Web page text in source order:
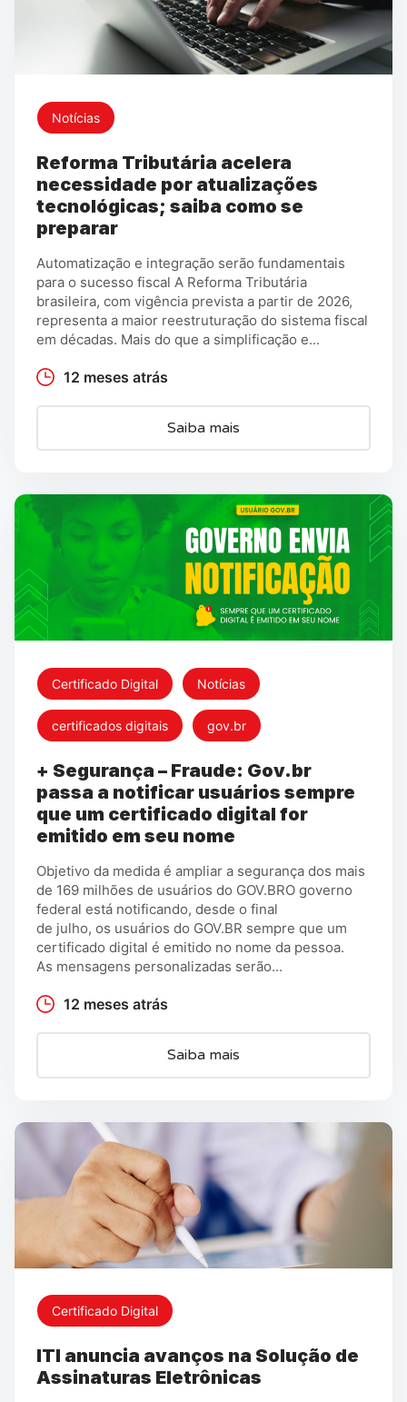
Notícias
Reforma Tributária acelera
necessidade por atualizações
tecnológicas; saiba como se
preparar
Automatização e integração serão fundamentais
para o sucesso fiscal A Reforma Tributária
brasileira, com vigência prevista a partir de 2026,
representa a maior reestruturação do sistema fiscal
em décadas. Mais do que a simplificação e...
12 meses atrás
Saiba mais
Certificado Digital Notícias
certificados digitais gov.br
+ Segurança – Fraude: Gov.br
passa a notificar usuários sempre
que um certificado digital for
emitido em seu nome
Objetivo da medida é ampliar a segurança dos mais
de 169 milhões de usuários do GOV.BRO governo
federal está notificando, desde o final
de julho, os usuários do GOV.BR sempre que um
certificado digital é emitido no nome da pessoa.
As mensagens personalizadas serão...
12 meses atrás
Saiba mais
Certificado Digital
ITI anuncia avanços na Solução de
Assinaturas Eletrônicas